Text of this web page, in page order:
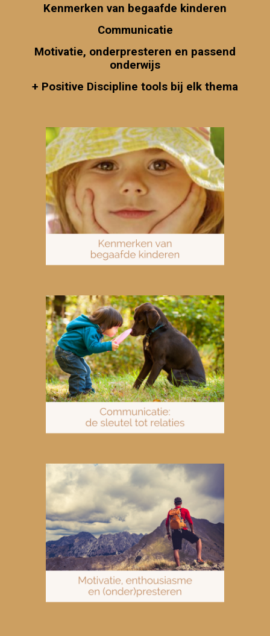
Kenmerken van begaafde kinderen
Communicatie
Motivatie, onderpresteren en passend
onderwijs
+ Positive Discipline tools bij elk thema